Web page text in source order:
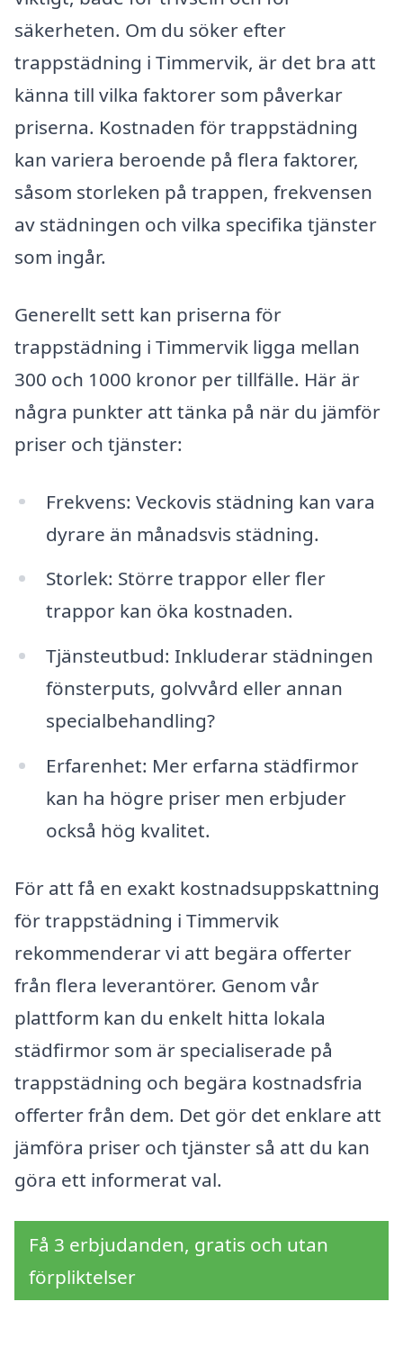
säkerheten. Om du söker efter
trappstädning i Timmervik, är det bra att
känna till vilka faktorer som påverkar
priserna. Kostnaden för trappstädning
kan variera beroende på flera faktorer,
såsom storleken på trappen, frekvensen
av städningen och vilka specifika tjänster
som ingår.
Generellt sett kan priserna för
trappstädning i Timmervik ligga mellan
300 och 1000 kronor per tillfälle. Här är
några punkter att tänka på när du jämför
priser och tjänster:
Frekvens: Veckovis städning kan vara
dyrare än månadsvis städning.
Storlek: Större trappor eller fler
trappor kan öka kostnaden.
Tjänsteutbud: Inkluderar städningen
fönsterputs, golvvård eller annan
specialbehandling?
Erfarenhet: Mer erfarna städfirmor
kan ha högre priser men erbjuder
också hög kvalitet.
För att få en exakt kostnadsuppskattning
för trappstädning i Timmervik
rekommenderar vi att begära offerter
från flera leverantörer. Genom vår
plattform kan du enkelt hitta lokala
städfirmor som är specialiserade på
trappstädning och begära kostnadsfria
offerter från dem. Det gör det enklare att
jämföra priser och tjänster så att du kan
göra ett informerat val.
Få 3 erbjudanden, gratis och utan
förpliktelser